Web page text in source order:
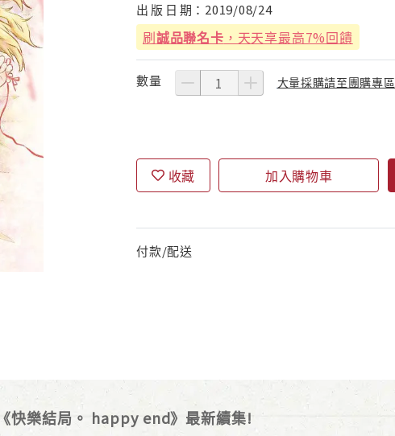
出 版 日 期： 2019/08/24
刷誠品聯名卡 ，天天享最高7%回饋
數量 大量採購請至團購專區
收藏 加入購物車
付款/配送
《快樂結局。 happy end》最新續集!